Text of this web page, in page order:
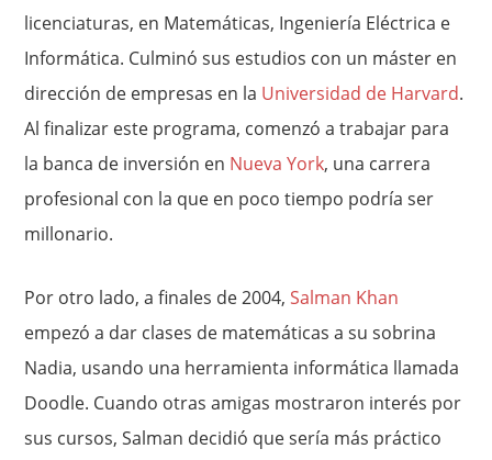
licenciaturas, en Matemáticas, Ingeniería Eléctrica e
Informática. Culminó sus estudios con un máster en
dirección de empresas en la Universidad de Harvard.
Al finalizar este programa, comenzó a trabajar para
la banca de inversión en Nueva York, una carrera
profesional con la que en poco tiempo podría ser
millonario.
Por otro lado, a finales de 2004,Salman Khan
empezó a dar clases de matemáticas a su sobrina
Nadia, usando una herramienta informática llamada
Doodle. Cuando otras amigas mostraron interés por
sus cursos, Salman decidió que sería más práctico